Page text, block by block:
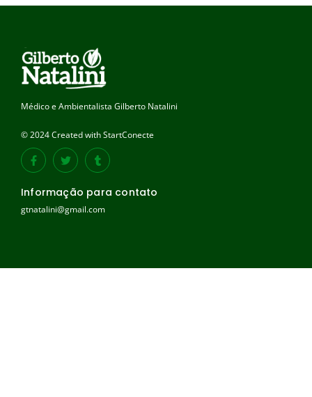
Médico e Ambientalista Gilberto Natalini
© 2024 Created with StartConecte
Informação para contato
gtnatalini@gmail.com